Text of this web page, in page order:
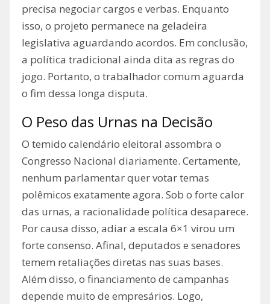
precisa negociar cargos e verbas. Enquanto
isso, o projeto permanece na geladeira
legislativa aguardando acordos. Em conclusão,
a política tradicional ainda dita as regras do
jogo. Portanto, o trabalhador comum aguarda
o fim dessa longa disputa.
O Peso das Urnas na Decisão
O temido calendário eleitoral assombra o
Congresso Nacional diariamente. Certamente,
nenhum parlamentar quer votar temas
polêmicos exatamente agora. Sob o forte calor
das urnas, a racionalidade política desaparece.
Por causa disso, adiar a escala 6×1 virou um
forte consenso. Afinal, deputados e senadores
temem retaliações diretas nas suas bases.
Além disso, o financiamento de campanhas
depende muito de empresários. Logo,